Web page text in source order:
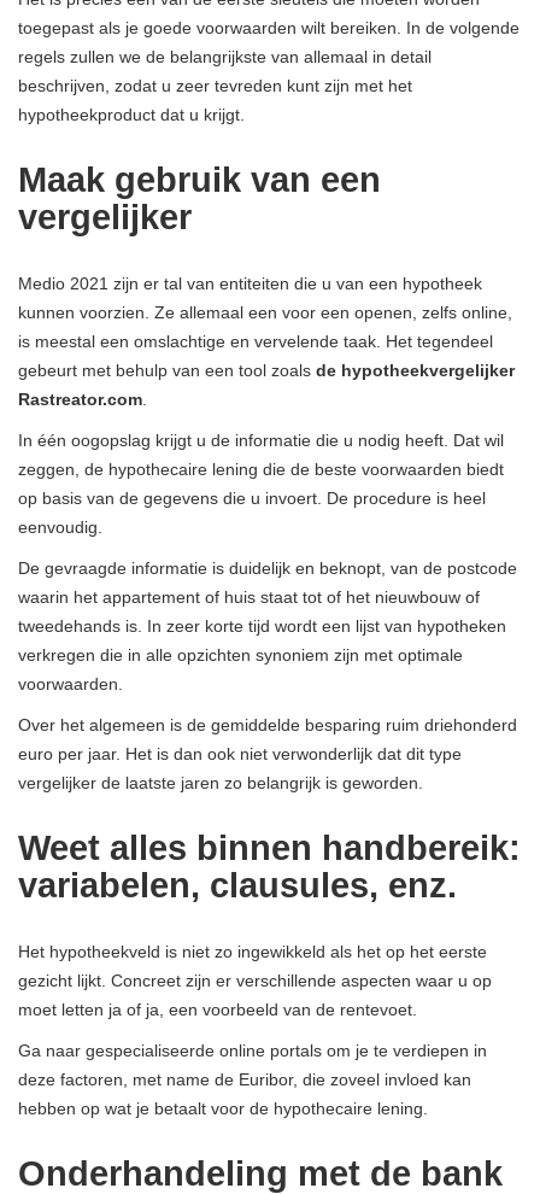
toegepast als je goede voorwaarden wilt bereiken. In de volgende
regels zullen we de belangrijkste van allemaal in detail
beschrijven, zodat u zeer tevreden kunt zijn met het
hypotheekproduct dat u krijgt.
Maak gebruik van een
vergelijker
Medio 2021 zijn er tal van entiteiten die u van een hypotheek
kunnen voorzien. Ze allemaal een voor een openen, zelfs online,
is meestal een omslachtige en vervelende taak. Het tegendeel
gebeurt met behulp van een tool zoals de hypotheekvergelijker
Rastreator.com
In één oogopslag krijgt u de informatie die u nodig heeft. Dat wil
zeggen, de hypothecaire lening die de beste voorwaarden biedt
op basis van de gegevens die u invoert. De procedure is heel
eenvoudig.
De gevraagde informatie is duidelijk en beknopt, van de postcode
waarin het appartement of huis staat tot of het nieuwbouw of
tweedehands is. In zeer korte tijd wordt een lijst van hypotheken
verkregen die in alle opzichten synoniem zijn met optimale
voorwaarden.
Over het algemeen is de gemiddelde besparing ruim driehonderd
euro per jaar. Het is dan ook niet verwonderlijk dat dit type
vergelijker de laatste jaren zo belangrijk is geworden.
Weet alles binnen handbereik:
variabelen, clausules, enz.
Het hypotheekveld is niet zo ingewikkeld als het op het eerste
gezicht lijkt. Concreet zijn er verschillende aspecten waar u op
moet letten ja of ja, een voorbeeld van de rentevoet.
Ga naar gespecialiseerde online portals om je te verdiepen in
deze factoren, met name de Euribor, die zoveel invloed kan
hebben op wat je betaalt voor de hypothecaire lening.
Onderhandeling met de bank